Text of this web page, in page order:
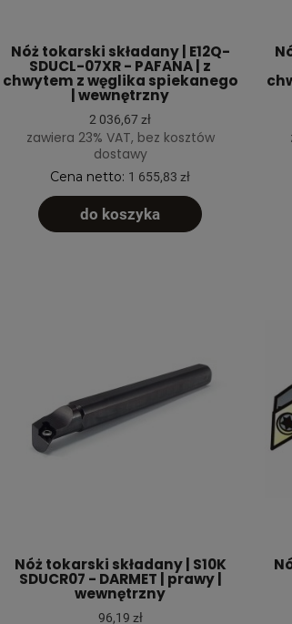
Nóż tokarski składany | E12Q-
SDUCL-07XR - PAFANA | z
chwytem z węglika spiekanego
| wewnętrzny
2 036,67 zł
zawiera 23% VAT, bez kosztów
dostawy
Cena netto: 1 655,83 zł
do koszyka
Nóż tokarski składany | S10K
SDUCR07 - DARMET | prawy |
wewnętrzny
96,19 zł